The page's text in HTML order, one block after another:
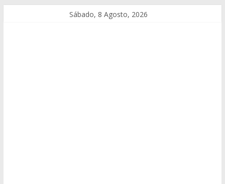
Sábado, 8 Agosto, 2026